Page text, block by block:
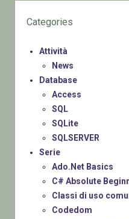
Categories
Attività
News
Database
Access
SQL
SQLite
SQLSERVER
Serie
Ado.Net Basics
C# Absolute
Classi di uso
Codedom